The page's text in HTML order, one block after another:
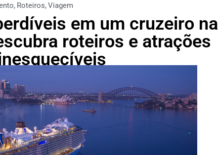
, Roteiros,Viagem
em um cruzeiro na
roteiros e atrações